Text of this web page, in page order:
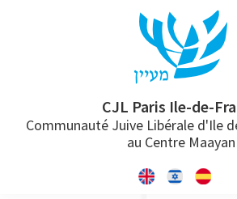
principale
CJL Paris Ile-de-
Communauté Juive Libérale d'Ile
au Centre Maayan